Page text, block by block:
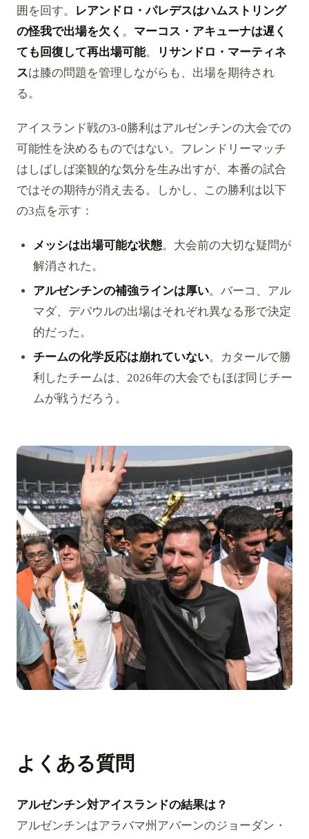
囲を回す。
レアンドロ・パレデスはハムストリング
の怪我で出場を欠く 。 マーコス・アキューナは遅く
ても回復して再出場可能。
リサンドロ・マーティネ
スは膝の問題を管理しながらも、出場を期待され
る。
アイスランド戦の3-0勝利はアルゼンチンの大会での
可能性を決めるものではない。フレンドリーマッチ
はしばしば楽観的な気分を生み出すが、本番の試合
ではその期待が消え去る。しかし、この勝利は以下
の3点を示す：
メッシは出場可能な状態。大会前の大切な疑問が
解消された。
アルゼンチンの補強ラインは厚い。バーコ、アル
マダ、デパウルの出場はそれぞれ異なる形で決定
的だった。
チームの化学反応は崩れていない。カタールで勝
利したチームは、2026年の大会でもほぼ同じチー
ムが戦うだろう。
よくある質問
アルゼンチン対アイスランドの結果は？
アルゼンチンはアラバマ州アバーンのジョーダン・